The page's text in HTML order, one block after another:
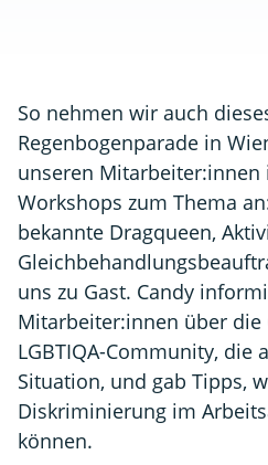
So nehmen wir auch
Regenbogenparade in
unseren Mitarbeiter:innen
Workshops zum Thema
bekannte Dragqueen,
uns zu Gast. Candy
Mitarbeiter:innen über die
LGBTIQA-Community, die
Situation, und gab Tipps,
Diskriminierung im
können.